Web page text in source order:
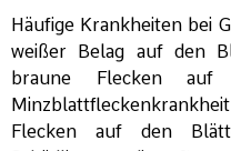
Häufige Krankheiten bei
weißer Belag auf den
braune Flecken auf
Flecken auf den